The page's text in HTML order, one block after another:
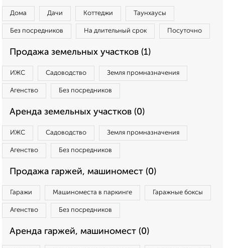
Дома Дачи Коттеджи Таунхаусы
Без посредников На длительный срок Посуточно
Продажа земельных участков (1)
ИЖС Садоводство Земля промназначения
Агенство Без посредников
Аренда земельных участков (0)
ИЖС Садоводство Земля промназначения
Агенство Без посредников
Продажа гаржей, машиномест (0)
Гаражи Машиноместа в паркинге Гаражные боксы
Агенство Без посредников
Аренда гаржей, машиномест (0)